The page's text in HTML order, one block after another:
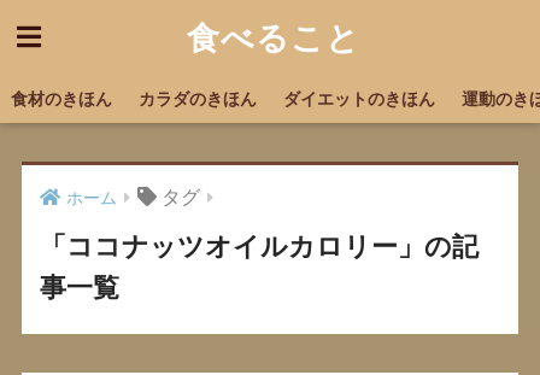
食べること
食材のきほん カラダのきほん ダイエットのきほん 運動のき
ホーム タグ
「ココナッツオイルカロリー」の記
事一覧